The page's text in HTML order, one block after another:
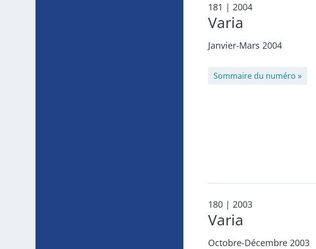
181 | 2004
Varia
Janvier-Mars 2004
Sommaire du numéro
180 | 2003
Varia
Octobre-Décembre 2003